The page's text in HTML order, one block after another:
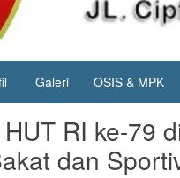
Galeri OSIS & MPK
RI ke-79
dan